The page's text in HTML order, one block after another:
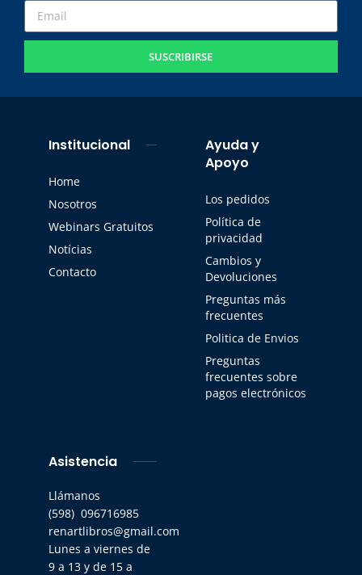
SUSCRIBIRSE
Institucional
Home
Nosotros
Webinars Gratuitos
Notícias
Contacto
Ayuda y
Apoyo
Los pedidos
Política de
privacidad
Cambios y
Devoluciones
Preguntas más
frecuentes
Politica de Envios
Preguntas
frecuentes sobre
pagos electrónicos
Asistencia
Llámanos
(598) 096716985
renartlibros@gmail.com
Lunes a viernes de
9 a 13 y de 15 a